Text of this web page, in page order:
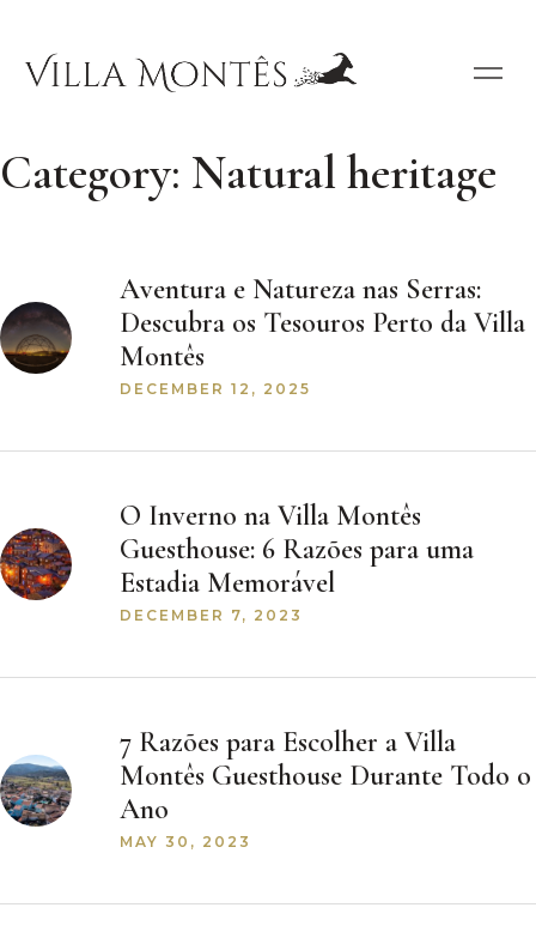
Category: Natural heritage
Aventura e Natureza nas Serras:
Descubra os Tesouros Perto da Villa
Montês
DECEMBER 12, 2025
O Inverno na Villa Montês
Guesthouse: 6 Razões para uma
Estadia Memorável
DECEMBER 7, 2023
7 Razões para Escolher a Villa
Montês Guesthouse Durante Todo o
Ano
MAY 30, 2023